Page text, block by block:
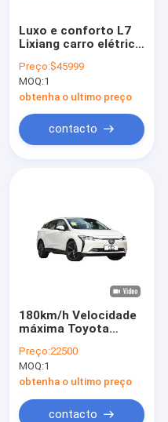
Luxo e conforto L7
Lixiang carro elétrico
massagem e mais
Preço:$45999
MOQ:1
obtenha o ultimo preço
contacto
180km/h Velocidade
máxima Toyota
RVA4 5 portas 5
lugares SUV
Preço:22500
MOQ:1
obtenha o ultimo preço
contacto